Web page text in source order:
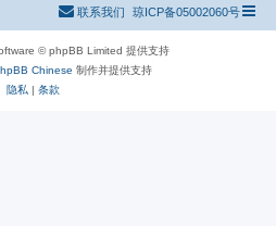
琼ICP备05002060号
联系我们
© phpBB Limited 提供支持
Chinese 制作并提供支持
隐私 | 条款